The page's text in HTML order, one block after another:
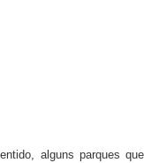
alguns parques